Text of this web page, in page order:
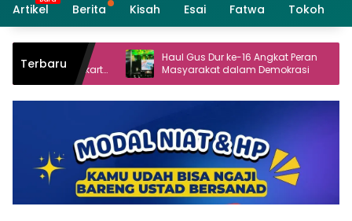
Artikel Berita Kisah Esai Fatwa Tokoh
Terbaru
Haul Gus Dur ke-16 Angkat Peran
Masyarakat dalam Demokrasi